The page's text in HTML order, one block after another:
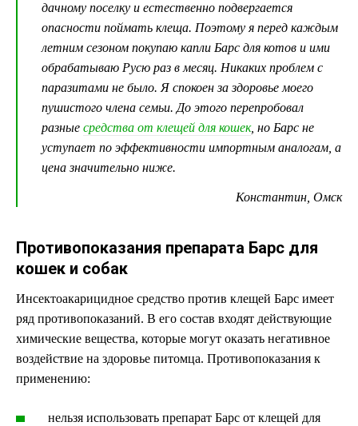
дачному поселку и естественно подвергается
опасности поймать клеща. Поэтому я перед каждым
летним сезоном покупаю капли Барс для котов и ими
обрабатываю Русю раз в месяц. Никаких проблем с
паразитами не было. Я спокоен за здоровье моего
пушистого члена семьи. До этого перепробовал
разные средства от клещей для кошек, но Барс не
уступает по эффективности импортным аналогам, а
цена значительно ниже.
Константин, Омск
Противопоказания препарата Барс для
кошек и собак
Инсектоакарицидное средство против клещей Барс имеет
ряд противопоказаний. В его состав входят действующие
химические вещества, которые могут оказать негативное
воздействие на здоровье питомца. Противопоказания к
применению:
нельзя использовать препарат Барс от клещей для